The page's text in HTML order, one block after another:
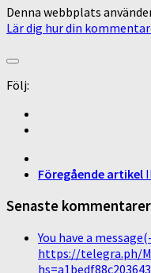
Denna webbplats
Lär dig hur din
Följ:
Föregående artikel
Senaste kommentarer
You have a
https://telegra.ph/